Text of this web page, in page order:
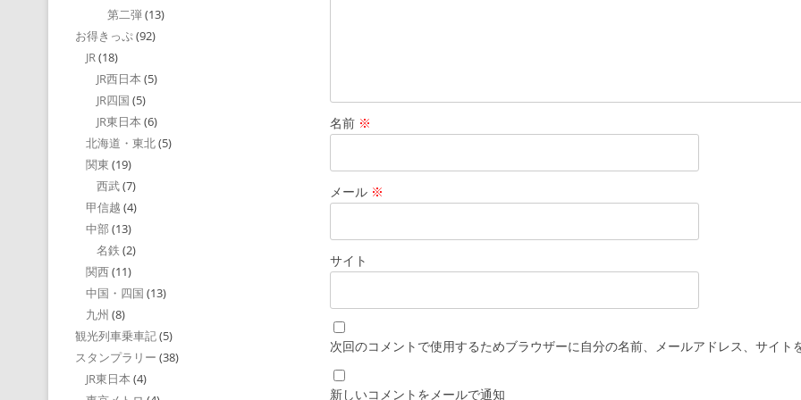
名前 ※
メール ※
サイト
次回のコメントで使用するためブラウザーに自分の名前、メールアドレス、サイト
新しいコメントをメールで通知
第二弾(13)
お得きっぷ(92)
JR(18)
JR西日本 (5)
JR四国 (5)
JR東日本 (6)
北海道・東北(5)
関東 (19)
西武(7)
甲信越 (4)
中部 (13)
名鉄 (2)
関西(11)
中国・四国 (13)
九州 (8)
観光列車乗車記(5)
スタンプラリー (38)
JR東日本 (4)